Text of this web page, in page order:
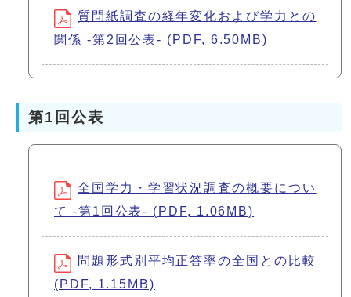
質問紙調査の経年変化および学力との
関係 -第2回公表- (PDF, 6.50MB)
第1回公表
全国学力・学習状況調査の概要につい
て -第1回公表- (PDF, 1.06MB)
問題形式別平均正答率の全国との比較
(PDF, 1.15MB)